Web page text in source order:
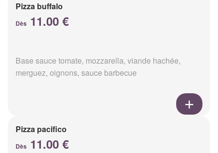
Pizza buffalo
Dès 11.00 €
Base sauce tomate, mozzarella, viande hachée,
merguez, oignons, sauce barbecue
Pizza pacifico
Dès 11.00 €